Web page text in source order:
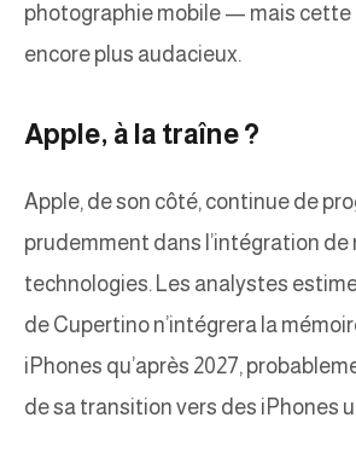
photographie mobile — mais cette
encore plus audacieux.
Apple, à la traîne ?
Apple, de son côté, continue de
prudemment dans l’intégration de
technologies. Les analystes
de Cupertino n’intégrera la
iPhones qu’après 2027,
de sa transition vers des iPhones